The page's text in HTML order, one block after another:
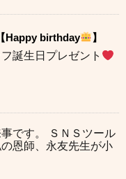
Happy birthday
】
誕生日プレゼント
です。 ＳＮＳツール
恩師、永友先生が小